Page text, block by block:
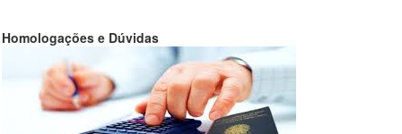
Homologações e Dúvidas